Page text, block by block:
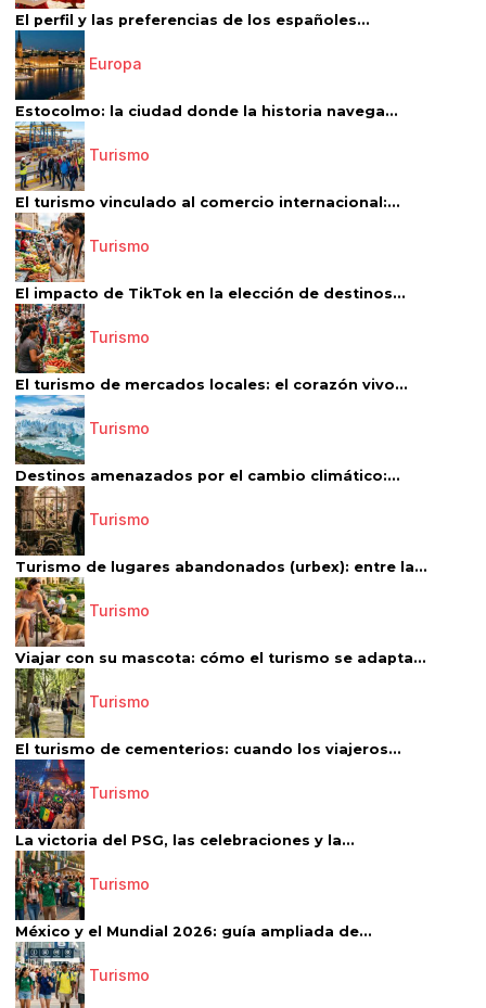
El perfil y las preferencias de los españoles...
Europa
Estocolmo: la ciudad donde la historia navega...
Turismo
El turismo vinculado al comercio internacional:...
Turismo
El impacto de TikTok en la elección de destinos...
Turismo
El turismo de mercados locales: el corazón vivo...
Turismo
Destinos amenazados por el cambio climático:...
Turismo
Turismo de lugares abandonados (urbex): entre la...
Turismo
Viajar con su mascota: cómo el turismo se adapta...
Turismo
El turismo de cementerios: cuando los viajeros...
Turismo
La victoria del PSG, las celebraciones y la...
Turismo
México y el Mundial 2026: guía ampliada de...
Turismo